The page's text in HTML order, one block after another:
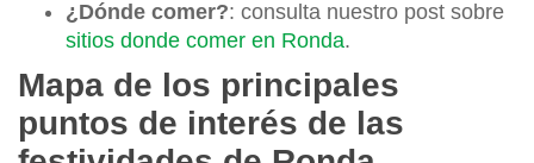
¿Dónde comer?: consulta nuestro post sobre
sitios donde comer en Ronda.
Mapa de los principales
puntos de interés de las